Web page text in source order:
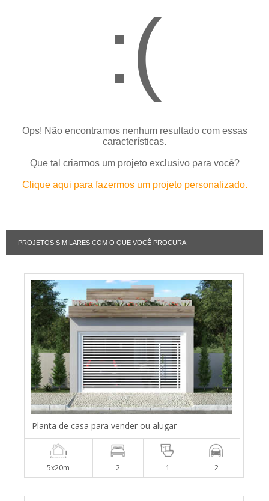
:(
Ops! Não encontramos nenhum resultado com essas
características.
Que tal criarmos um projeto exclusivo para você?
Clique aqui para fazermos um projeto personalizado.
PROJETOS SIMILARES COM O QUE VOCÊ PROCURA
Planta de casa para vender ou alugar
5x20m 2 1 2